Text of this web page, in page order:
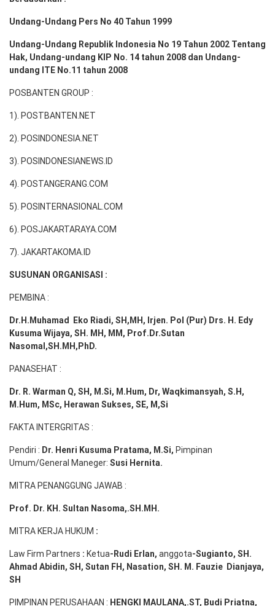
Undang-Undang Pers No 40 Tahun 1999
Undang-Undang Republik Indonesia No 19 Tahun 2002 Tentang
Hak, Undang-undang KIP No. 14 tahun 2008 dan Undang-
undang ITE No.11 tahun 2008
POSBANTEN GROUP :
1). POSTBANTEN.NET
2). POSINDONESIA.NET
3). POSINDONESIANEWS.ID
4). POSTANGERANG.COM
5). POSINTERNASIONAL.COM
6). POSJAKARTARAYA.COM
7). JAKARTAKOMA.ID
SUSUNAN ORGANISASI :
PEMBINA :
Dr.H.Muhamad Eko Riadi, SH,MH , Irjen. Pol (Pur) Drs. H. Edy
Kusuma Wijaya, SH. MH, MM, Prof. Dr.Sutan
Nasomal,SH.MH,PhD.
PANASEHAT :
Dr. R. Warman Q, SH, M.Si, M.Hum, Dr, Waqkimansyah, S.H,
M.Hum, MSc, Herawan Sukses, SE, M,Si
FAKTA INTERGRITAS :
Pendiri : Dr. Henri Kusuma Pratama, M.Si, Pimpinan
Umum/General Maneger: Susi Hernita.
MITRA PENANGGUNG JAWAB :
Prof. Dr. KH. Sultan Nasoma,.SH.MH.
MITRA KERJA HUKUM :
Law Firm Partners : Ketua-Rudi Erlan, anggota-Sugianto, SH.
Ahmad Abidin, SH, Sutan FH, Nasation, SH. M. Fauzie Dianjaya,
SH
PIMPINAN PERUSAHAAN : HENGKI MAULANA,.ST, Budi Priatna,